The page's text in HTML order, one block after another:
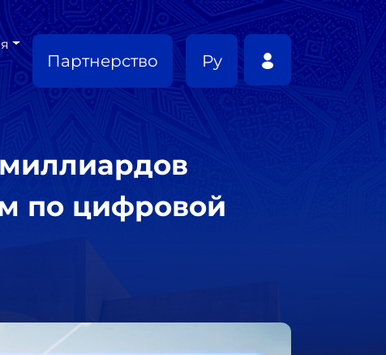
Партнерство Ру
по цифровой